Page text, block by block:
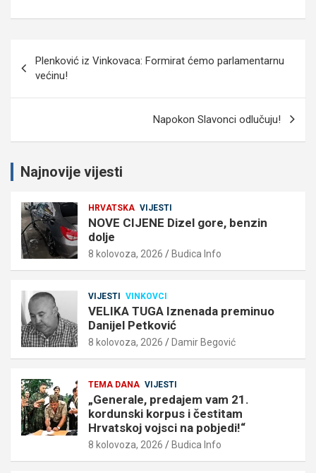
objava
Plenković iz Vinkovaca: Formirat ćemo parlamentarnu
većinu!
Napokon Slavonci odlučuju!
Najnovije vijesti
HRVATSKA VIJESTI
NOVE CIJENE Dizel gore, benzin
dolje
8 kolovoza, 2026 Budica Info
VIJESTI VINKOVCI
VELIKA TUGA Iznenada preminuo
Danijel Petković
8 kolovoza, 2026 Damir Begović
TEMA DANA VIJESTI
„Generale, predajem vam 21.
kordunski korpus i čestitam
Hrvatskoj vojsci na pobjedi!“
8 kolovoza, 2026 Budica Info